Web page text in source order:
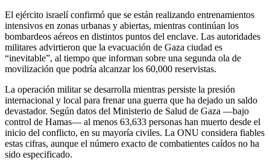
El ejército israelí confirmó que se están realizando entrenamientos
intensivos en zonas urbanas y abiertas, mientras continúan los
bombardeos aéreos en distintos puntos del enclave. Las autoridades
militares advirtieron que la evacuación de Gaza ciudad es
“inevitable”, al tiempo que informan sobre una segunda ola de
movilización que podría alcanzar los 60,000 reservistas.
La operación militar se desarrolla mientras persiste la presión
internacional y local para frenar una guerra que ha dejado un saldo
devastador. Según datos del Ministerio de Salud de Gaza —bajo
control de Hamas— al menos 63,633 personas han muerto desde el
inicio del conflicto, en su mayoría civiles. La ONU considera fiables
estas cifras, aunque el número exacto de combatientes caídos no ha
sido especificado.